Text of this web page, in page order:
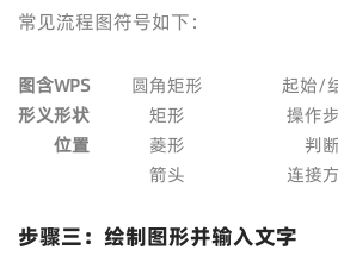
常见流程图符号如下：
图
形
含
义
WPS
形状
位置
圆角矩形 起始/
矩形
操作
菱形
判断
箭头
连接
步骤三：绘制图形并输入文字